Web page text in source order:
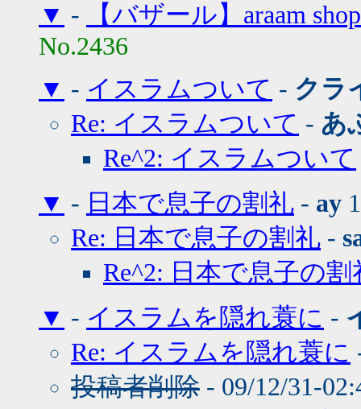
▼ -
【バザール】araam
No.2436
▼ - イスラムついて - クラ
Re: イスラムついて - あ
Re^2: イスラムついて
▼ - 日本で息子の割礼 - ay
Re: 日本で息子の割礼 -
Re^2: 日本で息子の割
▼ - イスラムを隠れ蓑に -
Re: イスラムを隠れ蓑に
投稿者削除 - 09/12/31-